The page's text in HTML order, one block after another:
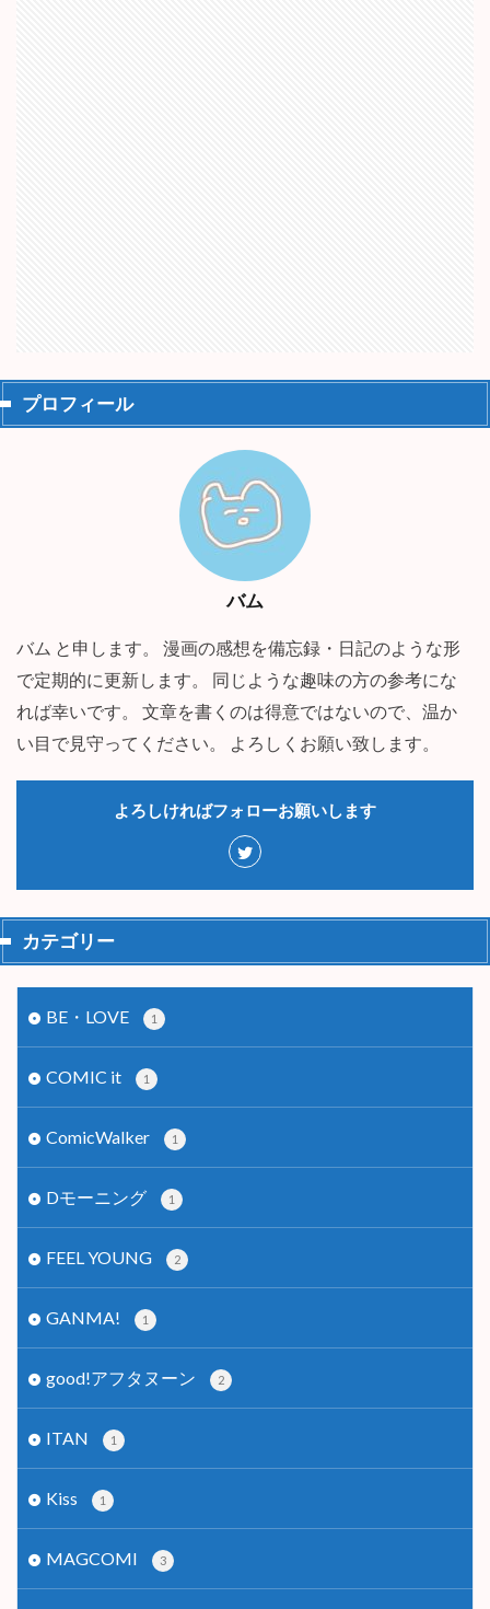
プロフィール
バム
バム と申します。 漫画の感想を備忘録・日記のような形
で定期的に更新します。 同じような趣味の方の参考にな
れば幸いです。 文章を書くのは得意ではないので、温か
い目で見守ってください。 よろしくお願い致します。
よろしければフォローお願いします
カテゴリー
BE・LOVE 1
COMIC it 1
ComicWalker 1
Dモーニング 1
FEEL YOUNG 2
GANMA! 1
good!アフタヌーン 2
ITAN 1
Kiss 1
MAGCOMI 3